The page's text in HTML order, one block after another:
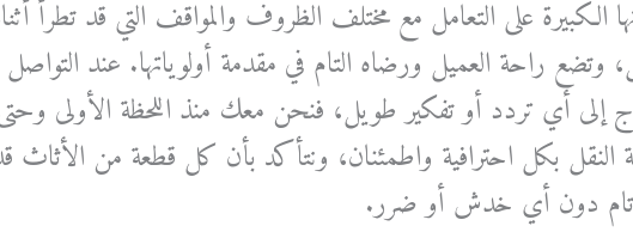
الكبيرة على التعامل مع مختلف الظروف والمواقف التي قد تطرأ
وتضع راحة العميل ورضاه التام في مقدمة أولوياتها. عند التواصل
إلى أي تردد أو تفكير طويل، فنحن معك منذ اللحظة الأولى
النقل بكل احترافية واطمئنان، ونتأكد بأن كل قطعة من الأثاث
تام دون أي خدش أو ضرر.